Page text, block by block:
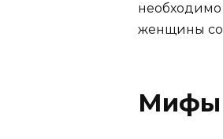
необходимо
женщины со
Мифы